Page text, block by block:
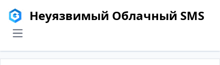
Неуязвимый Облачный SMS
menu